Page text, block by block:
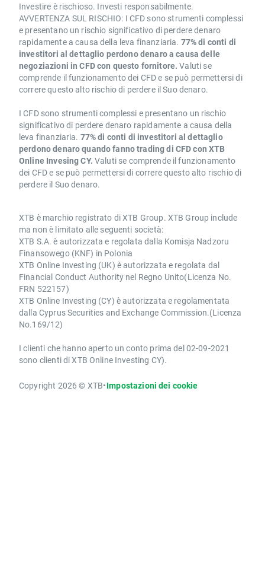
Investire è rischioso. Investi responsabilmente.
AVVERTENZA SUL RISCHIO: I CFD sono strumenti complessi
e presentano un rischio significativo di perdere denaro
rapidamente a causa della leva finanziaria. 77% di conti di
investitori al dettaglio perdono denaro a causa delle
negoziazioni in CFD con questo fornitore. Valuti se
comprende il funzionamento dei CFD e se può permettersi di
correre questo alto rischio di perdere il Suo denaro.
I CFD sono strumenti complessi e presentano un rischio
significativo di perdere denaro rapidamente a causa della
leva finanziaria. 77% di conti di investitori al dettaglio
perdono denaro quando fanno trading di CFD con XTB
Online Invesing CY. Valuti se comprende il funzionamento
dei CFD e se può permettersi di correre questo alto rischio di
perdere il Suo denaro.
XTB è marchio registrato di XTB Group. XTB Group include
ma non è limitato alle seguenti società:
XTB S.A. è autorizzata e regolata dalla Komisja Nadzoru
Finansowego (KNF) in Polonia
XTB Online Investing (UK) è autorizzata e regolata dal
Financial Conduct Authority nel Regno Unito(Licenza No.
FRN 522157)
XTB Online Investing (CY) è autorizzata e regolamentata
dalla Cyprus Securities and Exchange Commission.(Licenza
No.169/12)
I clienti che hanno aperto un conto prima del 02-09-2021
sono clienti di XTB Online Investing CY).
Copyright 2026 © XTB•Impostazioni dei cookie